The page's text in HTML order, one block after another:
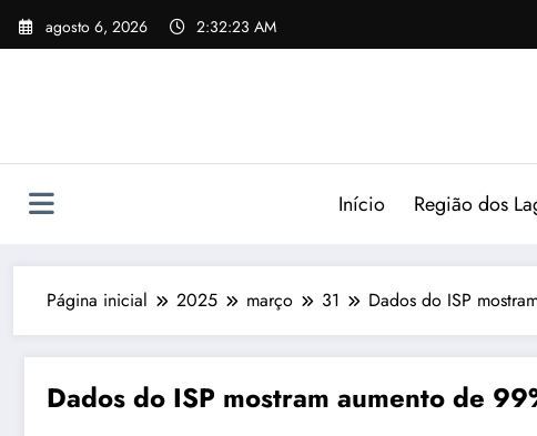
agosto 6, 2026 2:32:24 AM
Início Região dos
Página inicial 2025 março 31 Dados do ISP
Dados do ISP mostram aumento de